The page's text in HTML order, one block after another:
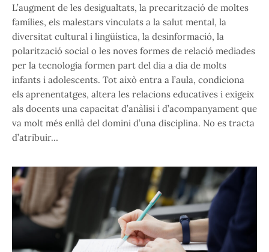
L’augment de les desigualtats, la precarització de moltes
famílies, els malestars vinculats a la salut mental, la
diversitat cultural i lingüística, la desinformació, la
polarització social o les noves formes de relació mediades
per la tecnologia formen part del dia a dia de molts
infants i adolescents. Tot això entra a l’aula, condiciona
els aprenentatges, altera les relacions educatives i exigeix
als docents una capacitat d’anàlisi i d’acompanyament que
va molt més enllà del domini d’una disciplina. No es tracta
d’atribuir…